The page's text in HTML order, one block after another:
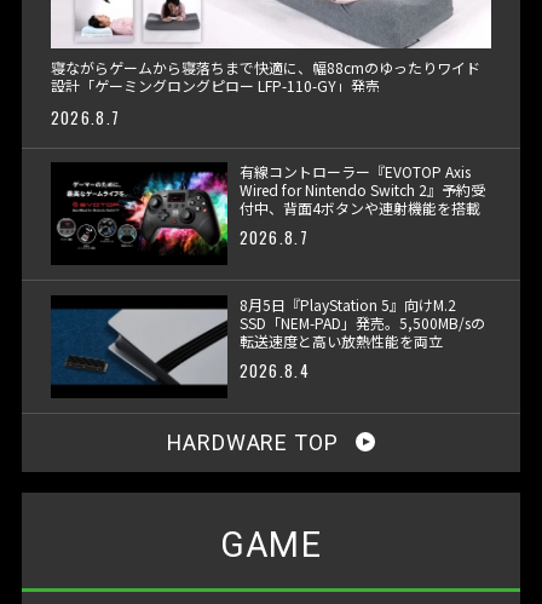
寝ながらゲームから寝落ちまで快適に、幅88cmのゆったりワイド
設計「ゲーミングロングピロー LFP-110-GY」発売
2026.8.7
有線コントローラー『EVOTOP Axis
Wired for Nintendo Switch 2』予約受
付中、背面4ボタンや連射機能を搭載
2026.8.7
8月5日『PlayStation 5』向けM.2
SSD「NEM-PAD」発売。5,500MB/sの
転送速度と高い放熱性能を両立
2026.8.4
HARDWARE TOP
GAME